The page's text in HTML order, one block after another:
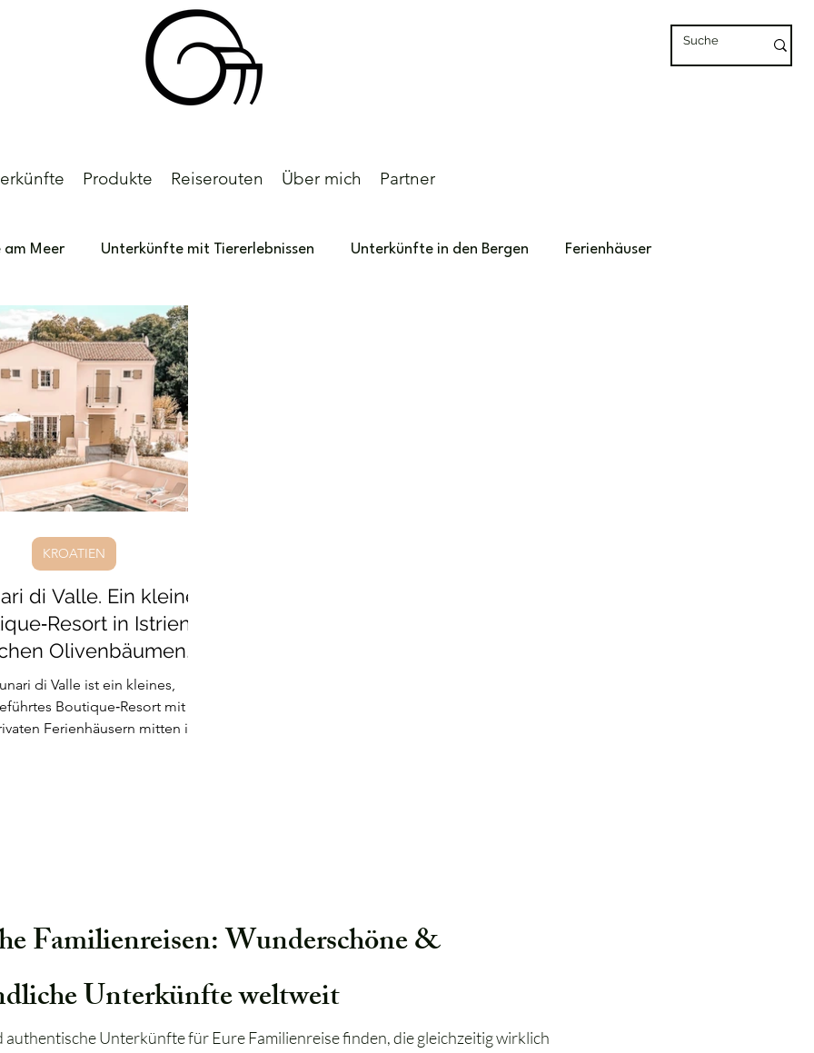
Produkte Reiserouten Über mich Partner
Meer Unterkünfte mit Tiererlebnissen Unterkünfte in den Bergen Ferienhäuser
Deutschland Kinderhotels
Meine persönlichen Favoriten
Indonesien Hundefreundlich
di Valle. Ein kleines
in Istrien
Olivenbäumen,
und
Salzwasserpool
di Valle ist ein kleines,
Boutique‑Resort mit nur
Ferienhäusern mitten in
mit Kindern wirklich wie ein
Zuhause anfühlt.
KROATIEN
Familienreisen: Wunderschöne &
Unterkünfte weltweit
Unterkünfte für Eure Familienreise finden, die gleichzeitig wirklich